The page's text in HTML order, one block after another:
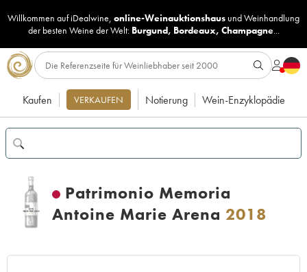
Willkommen auf iDealwine, online-Weinauktionshaus undWeinhandlung
der besten Weine der Welt: Burgund, Bordeaux, Champagne...
Kaufen VERKAUFEN Notierung Wein-Enzyklopädie
Patrimonio Memoria
Antoine Marie Arena 2018